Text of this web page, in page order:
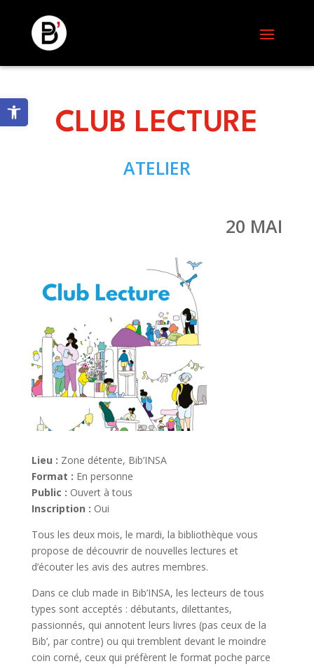
content
Ouvrir la barre d’outils
CLUB LECTURE
ATELIER
20 MAI
Lieu : Zone détente, Bib’INSA
Format : En personne
Public : Ouvert à tous
Inscription : Oui
Tous les deux mois, le mardi, la bibliothèque vous
propose de découvrir de nouvelles lectures et
d’écouter les avis des autres membres.
Dans ce club made in Bib’INSA, les lecteurs de tous
types sont acceptés : débutants, dilettantes,
passionnés, qui annotent leurs livres (pas ceux de la
Bib’, par contre) ou qui tremblent devant le moindre
coin corné, ceux qui préfèrent le format poche parce